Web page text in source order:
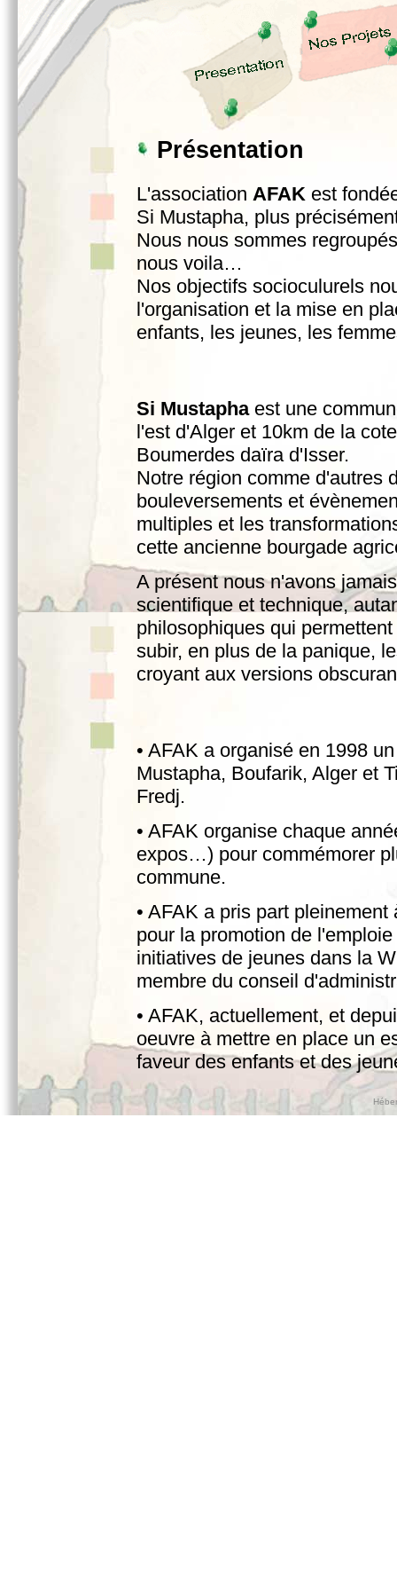
Présentation
L'association AFAK est
Si Mustapha, plus
Nous nous sommes
nous voila…
Nos objectifs socioculurels
l'organisation et la mise en
enfants, les jeunes, les
Si Mustapha est une
l'est d'Alger et 10km de la
Boumerdes daïra d'Isser.
Notre région comme d'autres
bouleversements et
multiples et les
cette ancienne bourgade
A présent nous n'avons
scientifique et technique,
philosophiques qui
subir, en plus de la panique,
croyant aux versions
• AFAK a organisé en 1998
Mustapha, Boufarik, Alger et
Fredj.
• AFAK organise chaque
expos…) pour commémorer
commune.
• AFAK a pris part
pour la promotion de
initiatives de jeunes dans la
membre du conseil
• AFAK, actuellement, et
oeuvre à mettre en place un
faveur des enfants et des